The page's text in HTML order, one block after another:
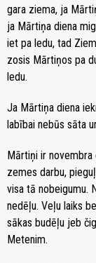
gara ziema, ja
ja Mārtiņa diena
iet pa ledu, tad
zosis Mārtiņos pa
ledu.
Ja Mārtiņa diena
labībai nebūs sāta
Mārtiņi ir
zemes darbu,
visa tā nobeigumu.
nedēļu. Veļu laiks
sākas budēļu jeb
Metenim.